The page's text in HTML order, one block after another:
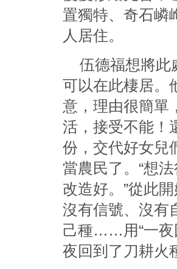
置獨特、奇石嶙
人居住。
伍德福想將此
可以在此棲居。
意，理由很簡單
活，接受不能！
份，交代好女兒
當農民了。“想
改造好。”從此
沒有信號、沒有
己種……用“一夜
夜回到了刀耕火